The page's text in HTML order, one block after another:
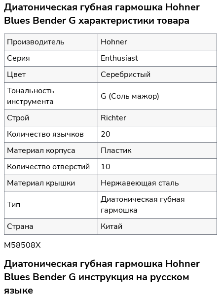
Диатоническая губная гармошка Hohner
Blues Bender G характеристики товара
Производитель
Hohner
Серия
Enthusiast
Цвет
Серебристый
Тональность
инструмента
G (Соль мажор)
Строй
Richter
Количество язычков
20
Материал корпуса
Пластик
Количество отверстий
10
Материал крышки
Нержавеющая сталь
Тип
Диатоническая губная
гармошка
Страна
Китай
M58508X
Диатоническая губная гармошка Hohner
Blues Bender G инструкция на русском
языке